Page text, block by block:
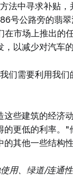
法中寻求补贴
号公路旁的翡
市场上推出的
以减少对汽车的
们需要利用我
些建筑的经济
更低的利率。
其他一些结构
用、绿道/连通